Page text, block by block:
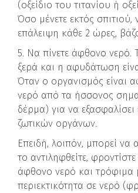
(οξείδιο του τιτανίου ή
Όσο μένετε εκτός
επάλειψη κάθε 2 ώρες,
5. Να πίνετε άφθονο νερό.
ξερά και η αφυδάτωση
Όταν ο οργανισμός είναι
νερό από τα ήσσονος
δέρμα) για να
ζωτικών οργάνων.
Επειδή, λοιπόν, μπορεί να
το αντιληφθείτε,
άφθονο νερό και τρόφιμα
περιεκτικότητα σε νερό